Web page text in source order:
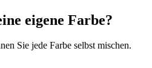
eigene Farbe?
Sie jede Farbe selbst mischen.